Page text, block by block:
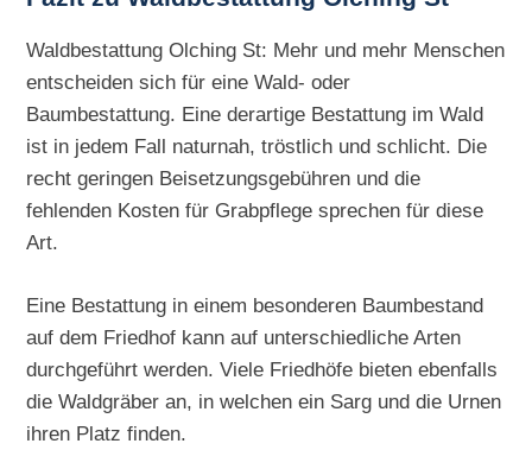
Waldbestattung Olching St: Mehr und mehr Menschen
entscheiden sich für eine Wald- oder
Baumbestattung. Eine derartige Bestattung im Wald
ist in jedem Fall naturnah, tröstlich und schlicht. Die
recht geringen Beisetzungsgebühren und die
fehlenden Kosten für Grabpflege sprechen für diese
Art.
Eine Bestattung in einem besonderen Baumbestand
auf dem Friedhof kann auf unterschiedliche Arten
durchgeführt werden. Viele Friedhöfe bieten ebenfalls
die Waldgräber an, in welchen ein Sarg und die Urnen
ihren Platz finden.